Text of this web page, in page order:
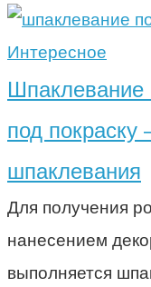
Интересное
Шпаклевание
под покраску
шпаклевания
Для получения
нанесением
выполняется